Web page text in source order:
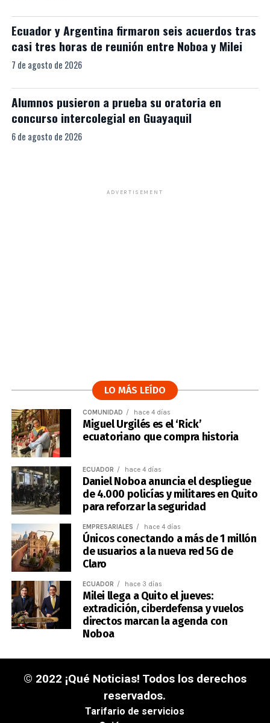
Ecuador y Argentina firmaron seis acuerdos tras
casi tres horas de reunión entre Noboa y Milei
7 de agosto de 2026
Alumnos pusieron a prueba su oratoria en
concurso intercolegial en Guayaquil
6 de agosto de 2026
ADVERTISEMENT
LO MÁS LEÍDO
COMUNIDAD hace 4 días
Miguel Urgilés es el ‘Rick’
ecuatoriano que compra historia
ECUADOR hace 4 días
Daniel Noboa anuncia el despliegue
de 4.000 policías y militares en Quito
para reforzar la seguridad
EMPRESARIALES hace 4 días
Únicos conectando a más de 1 millón
de usuarios a la nueva red 5G de
Claro
ECUADOR hace 3 días
Milei llega a Quito el jueves:
extradición, ciberdefensa y vuelos
directos marcan la agenda con
Noboa
© 2022 ¡Qué Noticias! Todos los derechos
reservados.
Tarifario de servicios